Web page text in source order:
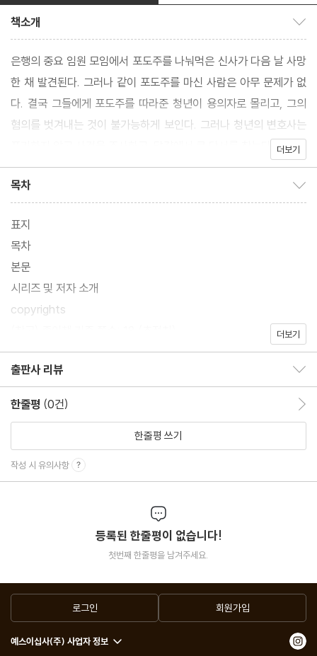
책소개
은행의 중요 임원 모임에서 포도주를 나눠먹은 신사가 다음 날 사망
한 채 발견된다. 그러나 같이 포도주를 마신 사람은 아무 문제가 없
다. 결국 그들에게 포도주를 따라준 청년이 용의자로 몰리고, 그의
혐의를 벗겨내는 것이 불가능하게 보인다. 그러나 청년의 변호사는
더보기
목차
표지
목차
본문
시리즈 및 저자 소개
copyrights
더보기
출판사 리뷰
한줄평 (0건)
한줄평 쓰기
작성 시 유의사항
등록된 한줄평이 없습니다!
첫번째 한줄평을 남겨주세요.
로그인 회원가입
예스이십사(주) 사업자 정보